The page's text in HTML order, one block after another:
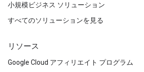
小規模ビジネス ソリューション
すべてのソリューションを見る
リソース
Google Cloud アフィリエイト プログラム